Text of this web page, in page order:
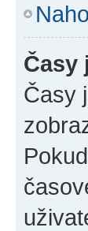
Časy
Časy